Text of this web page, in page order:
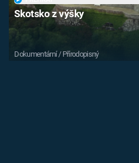
Skotsko z výšky
Dokumentární / Přírodopisný